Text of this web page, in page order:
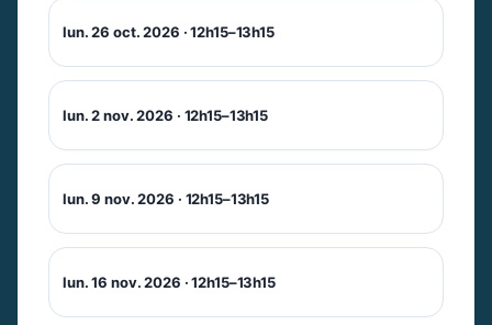
lun. 26 oct. 2026 · 12h15–13h15
lun. 2 nov. 2026 · 12h15–13h15
lun. 9 nov. 2026 · 12h15–13h15
lun. 16 nov. 2026 · 12h15–13h15